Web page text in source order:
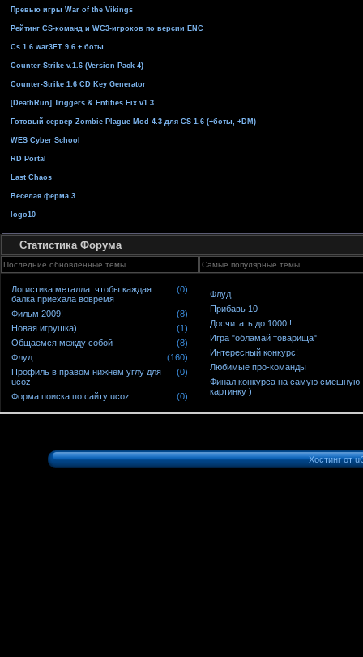
Превью игры War of the Vikings
Рейтинг CS-команд и WC3-игроков по версии ENC
Cs 1.6 war3FT 9.6 + боты
Counter-Strike v.1.6 (Version Pack 4)
Counter-Strike 1.6 CD Key Generator
[DeathRun] Triggers & Entities Fix v1.3
Готовый сервер Zombie Plague Mod 4.3 для CS 1.6 (+боты, +DM)
WES Cyber School
RD Portal
Last Chaos
Веселая ферма 3
logo10
Статистика Форума
Последние обновленные темы Самые популярные темы
Логистика металла: чтобы каждая
балка приехала вовремя
(0)
Фильм 2009!
(8)
Новая игрушка)
(1)
Общаемся между собой
(8)
Флуд
(160)
Профиль в правом нижнем углу для
ucoz
(0)
Форма поиска по сайту ucoz (0)
Флуд
Прибавь 10
Досчитать до 1000 !
Игра "обламай товарища"
Интересный конкурс!
Любимые про-команды
Финал конкурса на самую смешную
картинку )
Хостинг от